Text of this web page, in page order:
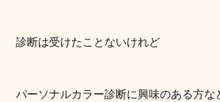
診断は受けたことないけれど
パーソナルカラー診断に興味のある方な